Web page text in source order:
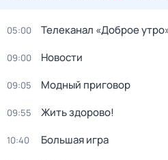
05:00 Телеканал «Доброе
09:00 Новости
09:05 Модный приговор
09:55 Жить здорово!
10:40 Большая игра